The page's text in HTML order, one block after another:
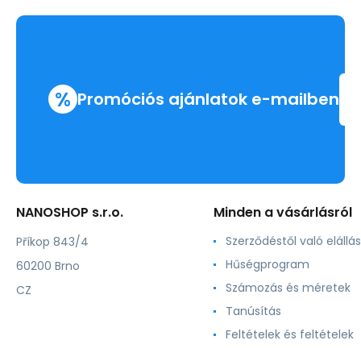
% Promóciós ajánlatok e-mailben
NANOSHOP s.r.o.
Příkop 843/4
60200 Brno
CZ
Minden a vásárlásról
Szerződéstől való elállás
Hűségprogram
Számozás és méretek
Tanúsítás
Feltételek és feltételek